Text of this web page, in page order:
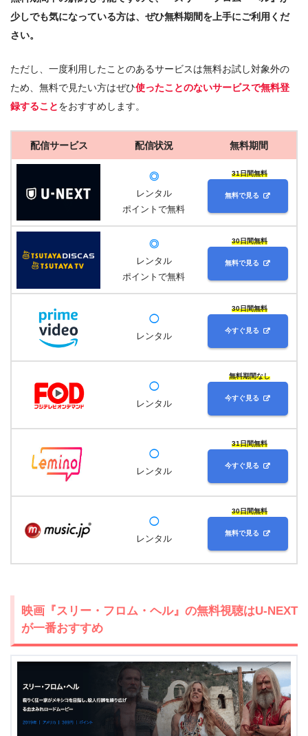
少しでも気になっている方は、ぜひ無料期間を上手にご利用くだ
さい。
ただし、一度利用したことのあるサービスは無料お試し対象外の
ため、無料で見たい方はぜひ使ったことのないサービスで無料登
録することをおすすめします。
配信サービス 配信状況 無料期間
◎
レンタル
ポイントで無料
31日間無料
無料で見る
◎
レンタル
ポイントで無料
30日間無料
無料で見る
◯
レンタル
30日間無料
今すぐ見る
◯
レンタル
無料期間なし
今すぐ見る
◯
レンタル
31日間無料
今すぐ見る
◯
レンタル
30日間無料
無料で見る
映画『スリー・フロム・ヘル』の無料視聴はU-NEXT
が一番おすすめ